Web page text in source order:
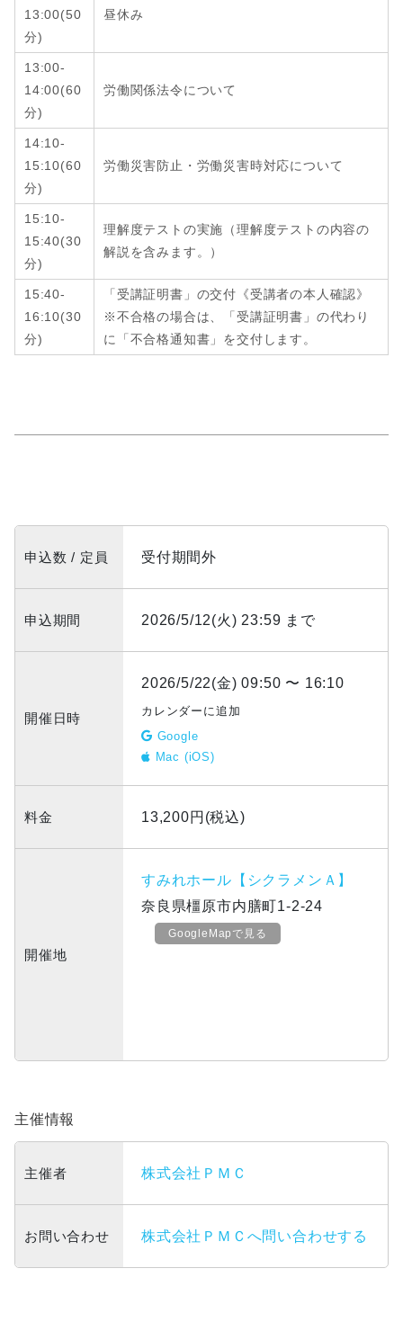
13:00(50
分)
昼休み
13:00-
14:00(60
分)
労働関係法令について
14:10-
15:10(60
分)
労働災害防止・労働災害時対応について
15:10-
15:40(30
分)
理解度テストの実施（理解度テストの内容の
解説を含みます。）
15:40-
16:10(30
分)
「受講証明書」の交付《受講者の本人確認》
※不合格の場合は、「受講証明書」の代わり
に「不合格通知書」を交付します。
申込数 / 定員 受付期間外
申込期間 2026/5/12(火) 23:59 まで
開催日時
2026/5/22(金) 09:50 〜 16:10
カレンダーに追加
Google
Mac (iOS)
料金 13,200円(税込)
開催地
すみれホール【シクラメンＡ】
奈良県橿原市内膳町1-2-24
GoogleMapで見る
主催情報
主催者 株式会社ＰＭＣ
お問い合わせ 株式会社ＰＭＣへ問い合わせする